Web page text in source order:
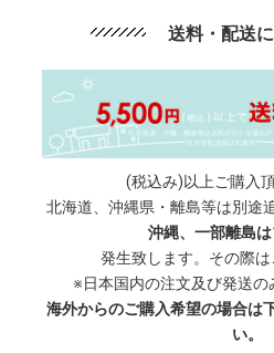
送料・配送
(税込み)以上ご購入
北海道、沖縄県・離島等は別途
沖縄、一部離島
発生致します。その際は
※日本国内の注文及び発送の
海外からのご購入希望の場合は
い。